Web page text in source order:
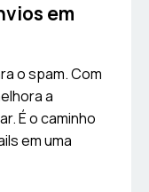
em
o spam. Com
a
É o caminho
em uma